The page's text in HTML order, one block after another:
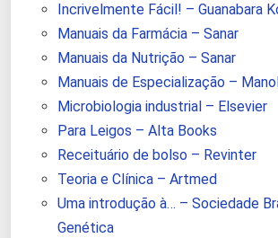
Incrivelmente Fácil! – Guanabara
Manuais da Farmácia – Sanar
Manuais da Nutrição – Sanar
Manuais de Especialização –
Microbiologia industrial – Elsevier
Para Leigos – Alta Books
Receituário de bolso – Revinter
Teoria e Clínica – Artmed
Uma introdução à… – Sociedade
Genética